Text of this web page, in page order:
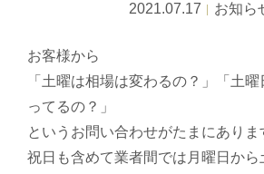
2021.07.17 お知ら
お客様から
「土曜は相場は変わるの？」「土
ってるの？」
というお問い合わせがたまにありま
祝日も含めて業者間では月曜日か